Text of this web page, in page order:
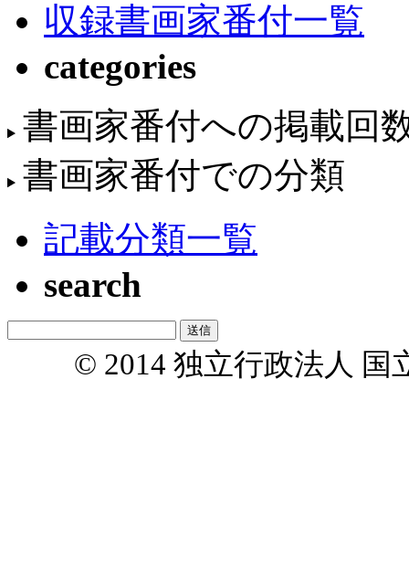
収録書画家番付一覧
categories
書画家番付への掲載回
書画家番付での分類
記載分類一覧
search
© 2014 独立行政法人 国